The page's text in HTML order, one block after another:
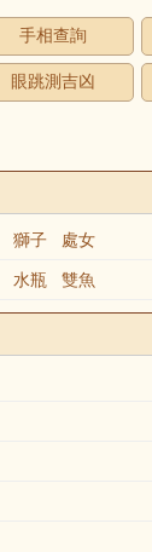
手相查詢
眼跳測吉凶
獅子 處女
水瓶 雙魚